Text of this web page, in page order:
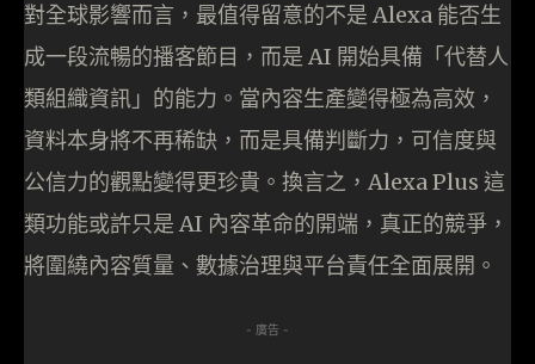
對全球影響而言，最值得留意的不是 Alexa 能否生
成一段流暢的播客節目，而是 AI 開始具備「代替人
類組織資訊」的能力。當內容生產變得極為高效，
資料本身將不再稀缺，而是具備判斷力，可信度與
公信力的觀點變得更珍貴。換言之，Alexa Plus 這
類功能或許只是 AI 內容革命的開端，真正的競爭，
將圍繞內容質量、數據治理與平台責任全面展開。
- 廣告 -